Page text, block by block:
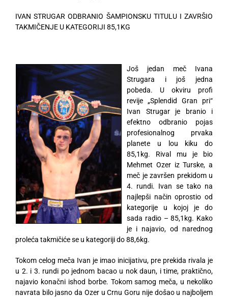
IVAN STRUGAR ODBRANIO ŠAMPIONSKU TITULU I ZAVRŠIO
TAKMIČENJE U KATEGORIJI 85,1KG
Još jedan meč Ivana
Strugara i još jedna
pobeda. U okviru profi
revije „Splendid Gran pri“
Ivan Strugar je branio i
efektno odbranio pojas
profesionalnog prvaka
planete u lou kiku do
85,1kg. Rival mu je bio
Mehmet Ozer iz Turske, a
meč je završen prekidom u
4. rundi. Ivan se tako na
najlepši način oprostio od
kategorije u kojoj je do
sada radio – 85,1kg. Kako
je i najavio, od narednog
proleća takmičiće se u kategoriji do 88,6kg.
Tokom celog meča Ivan je imao inicijativu, pre prekida rivala je
u 2. i 3. rundi po jednom bacao u nok daun, i time, praktično,
najavio konačni ishod borbe. Tokom samog meča, u nekoliko
navrata bilo jasno da Ozer u Crnu Goru nije došao u najboljem